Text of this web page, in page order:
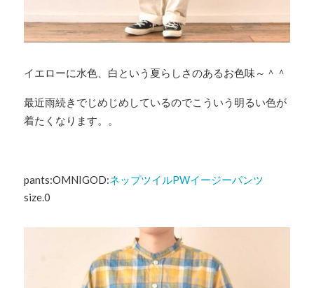
イエローに水色、白という夏らしさのあるお色味～＾＾
最近雨続きでじめじめしているのでこういう明るい色が
着たくなります。。
pants:OMNIGOD:ネップツイルPWイージーパンツ
size.0